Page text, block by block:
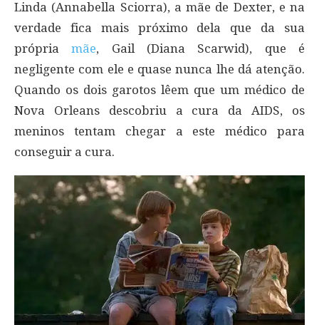
Linda (Annabella Sciorra), a mãe de Dexter, e na
verdade fica mais próximo dela que da sua
própriamãe, Gail (Diana Scarwid), que é
negligente com ele e quase nunca lhe dá atenção.
Quando os dois garotos lêem que um médico de
Nova Orleans descobriu a cura da AIDS, os
meninos tentam chegar a este médico para
conseguir a cura.